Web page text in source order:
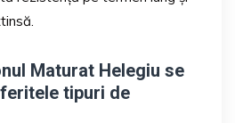
Maturat Helegiu se
tipuri de